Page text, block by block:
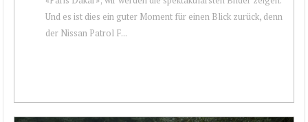
Und es ist dies ein guter Moment für einen Blick zurück, denn
der Nissan Patrol F...